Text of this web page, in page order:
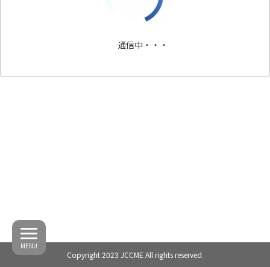
MENU
Copyright 2023 JCCME All rights reserved.
通信中・・・